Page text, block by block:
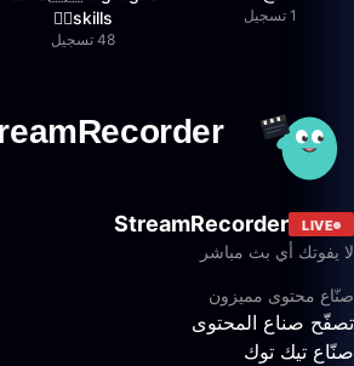
1 تسجيل
skills✌🏽
48 تسجيل
LIVE
StreamRecorder
لا يفوتك أي بث مباشر
صنّاع محتوى مميزون
تصفّح صناع المحتوى
صنّاع تيك توك